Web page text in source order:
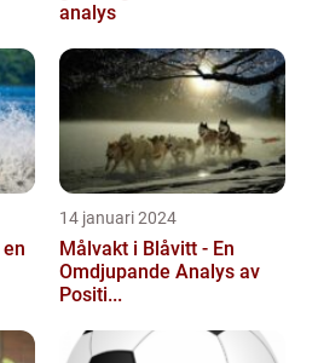
analys
14 januari 2024
Målvakt i Blåvitt - En
Omdjupande Analys av
Positi...